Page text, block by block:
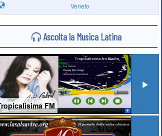
Veneto
Ascolta la Musica Latina
FM